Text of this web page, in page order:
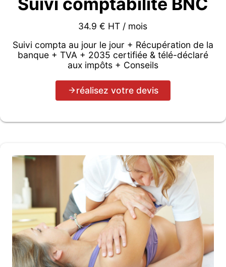
34.9 € HT / mois
Suivi compta au jour le jour + Récupération de la
banque + TVA + 2035 certifiée & télé-déclaré
aux impôts + Conseils
réalisez votre devis